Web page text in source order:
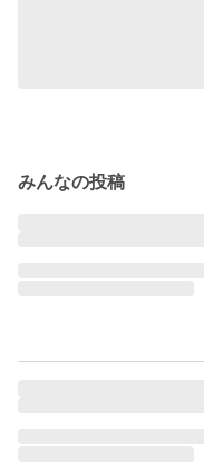
みんなの投稿